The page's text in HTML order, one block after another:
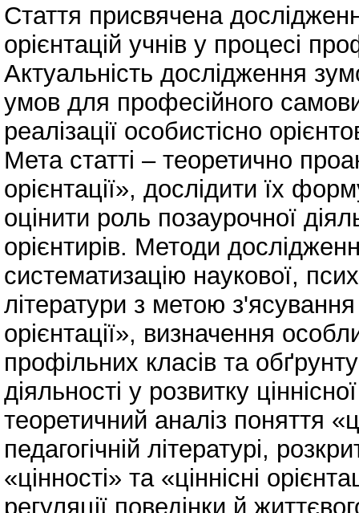
Стаття присвячена
орієнтацій учнів у процесі
Актуальність дослідження
умов для професійного
реалізації особистісно
Мета статті – теоретично
орієнтації», дослідити їх
оцінити роль позаурочної
орієнтирів. Методи
систематизацію наукової,
літератури з метою з'ясування
орієнтації», визначення
профільних класів та
діяльності у розвитку
теоретичний аналіз поняття
педагогічній літературі,
«цінності» та «ціннісні
регуляції поведінки й